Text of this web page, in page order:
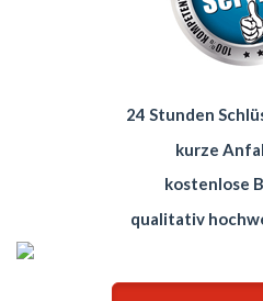
24 Stunden
kurze
kostenlose
qualitativ